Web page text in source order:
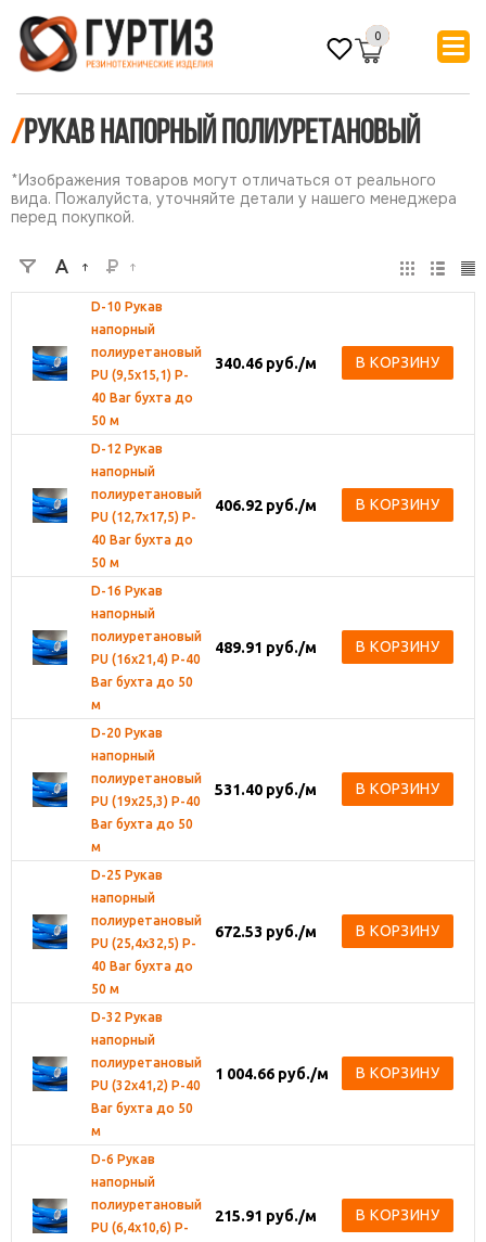
0
/Рукав напорный полиуретановый
*Изображения товаров могут отличаться от реального
вида. Пожалуйста, уточняйте детали у нашего менеджера
перед покупкой.
D-10 Рукав
напорный
полиуретановый
PU (9,5х15,1) P-
40 Bar бухта до
50 м
340.46 руб./м В КОРЗИНУ
D-12 Рукав
напорный
полиуретановый
PU (12,7х17,5) P-
40 Bar бухта до
50 м
406.92 руб./м В КОРЗИНУ
D-16 Рукав
напорный
полиуретановый
PU (16х21,4) P-40
Bar бухта до 50
м
489.91 руб./м В КОРЗИНУ
D-20 Рукав
напорный
полиуретановый
PU (19х25,3) P-40
Bar бухта до 50
м
531.40 руб./м В КОРЗИНУ
D-25 Рукав
напорный
полиуретановый
PU (25,4х32,5) P-
40 Bar бухта до
50 м
672.53 руб./м В КОРЗИНУ
D-32 Рукав
напорный
полиуретановый
PU (32х41,2) P-40
Bar бухта до 50
м
1 004.66 руб./м В КОРЗИНУ
D-6 Рукав
напорный
полиуретановый
PU (6,4х10,6) P-
215.91 руб./м В КОРЗИНУ